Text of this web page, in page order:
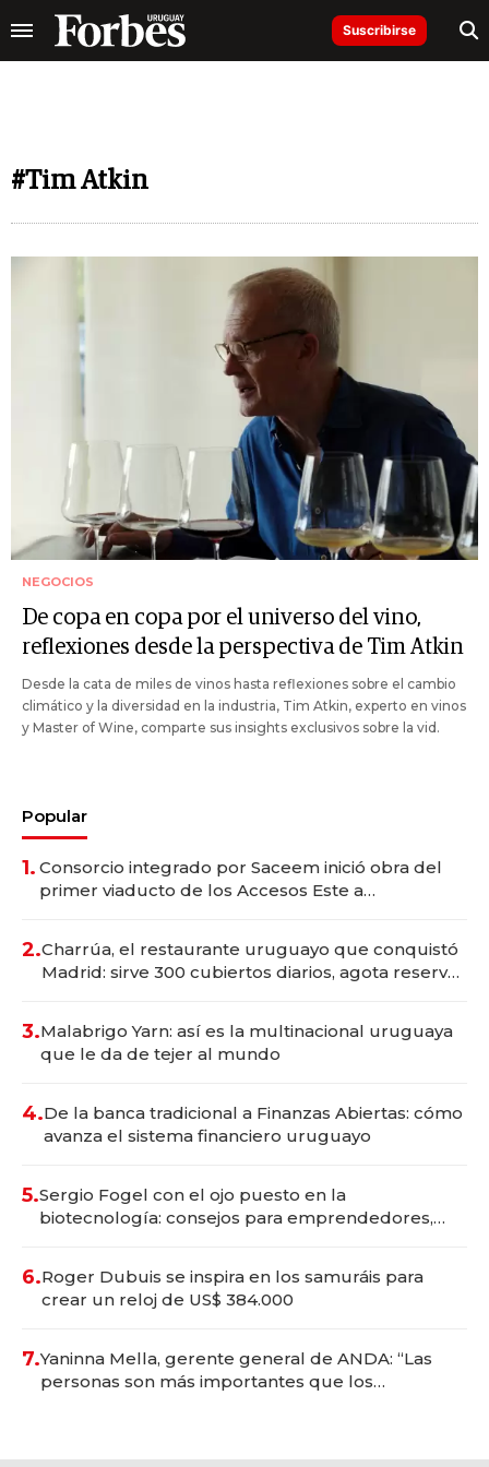
Suscribirse
#Tim Atkin
NEGOCIOS
De copa en copa por el universo del vino,
reflexiones desde la perspectiva de Tim Atkin
Desde la cata de miles de vinos hasta reflexiones sobre el cambio
climático y la diversidad en la industria, Tim Atkin, experto en vinos
y Master of Wine, comparte sus insights exclusivos sobre la vid.
Popular
1. Consorcio integrado por Saceem inició obra del
primer viaducto de los Accesos Este a
2.Charrúa, el restaurante uruguayo que conquistó
Madrid: sirve 300 cubiertos diarios, agota reservas
3.Malabrigo Yarn: así es la multinacional uruguaya
que le da de tejer al mundo
4.De la banca tradicional a Finanzas Abiertas: cómo
avanza el sistema financiero uruguayo
5.Sergio Fogel con el ojo puesto en la
biotecnología: consejos para emprendedores,
6.Roger Dubuis se inspira en los samuráis para
crear un reloj de US$ 384.000
7.Yaninna Mella, gerente general de ANDA: “Las
personas son más importantes que los